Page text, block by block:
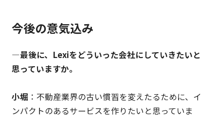
今後の意気込み
―最後に、Lexiをどういった会社にしていきたいと
思っていますか。
小堀 ：不動産業界の古い慣習を変えたるために、イ
ンパクトのあるサービスを作りたいと思っていま